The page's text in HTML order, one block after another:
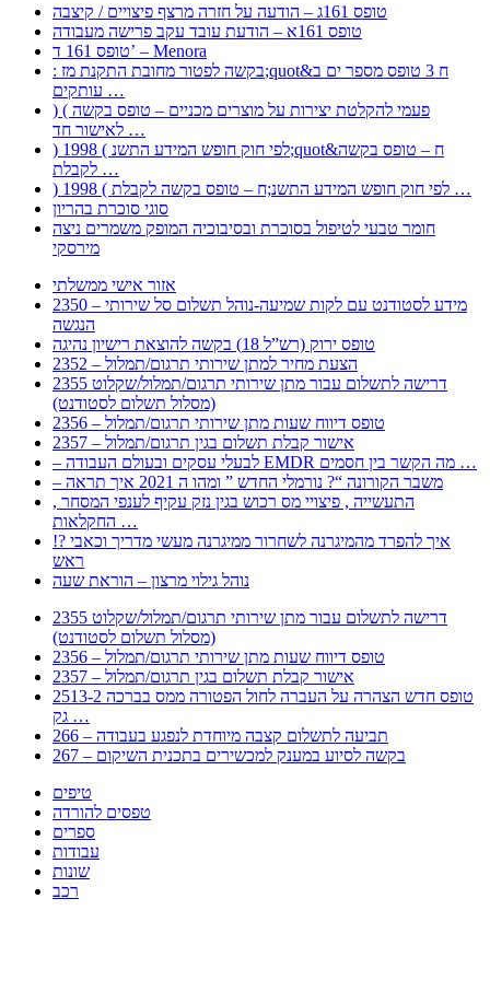
טופס 161ג – הודעה על חזרה מרצף פיצויים / קיצבה
טופס 161א – הודעת עובד עקב פרישה מעבודה
טופס 161 ד’ – Menora
: בקשה לפטור מחובת התקנת מז;quot&ח 3 טופס מספר ים ב
עותקים …
) ( פעמי להקלטת יצירות על מוצרים מכניים – טופס בקשה
לאישור חד …
) 1998 ( לפי חוק חופש המידע התשנ;quot&ח – טופס בקשה
לקבלת …
) 1998 ( לפי חוק חופש המידע התשנ;ח – טופס בקשה לקבלת …
סוגי סוכרת בהריון
חומר טבעי לטיפול בסוכרת ובסיבוכיה המופק משמרים ניצה
מירסקי
אזור אישי ממשלתי
2350 – מידע לסטודנט עם לקות שמיעה-נוהל תשלום סל שירותי
הנגשה
טופס ירוק (רש”ל 18) בקשה להוצאת רישיון נהיגה
2352 – הצעת מחיר למתן שירותי תרגום/תמלול
2355 דרישה לתשלום עבור מתן שירותי תרגום/תמלול/שקלוט
(מסלול תשלום לסטודנט)
2356 – טופס דיווח שעות מתן שירותי תרגום/תמלול
2357 – אישור קבלת תשלום בגין תרגום/תמלול
– לבעלי עסקים ובעולם העבודה EMDR מה הקשר בין חסמים …
– משבר הקורונה “? נורמלי החדש ” ומהו ה 2021 איך תראה
, התעשייה , פיצויי מס רכוש בגין נזק עקיף לענפי המסחר
החקלאות …
!? איך להפרד מהמיגרנה לשחרור ממיגרנה מעשי מדריך וכאבי
ראש
נוהל גילוי מרצון – הוראת שעה
2355 דרישה לתשלום עבור מתן שירותי תרגום/תמלול/שקלוט
(מסלול תשלום לסטודנט)
2356 – טופס דיווח שעות מתן שירותי תרגום/תמלול
2357 – אישור קבלת תשלום בגין תרגום/תמלול
2513-2 טופס חדש הצהרה על העברה לחול הפטורה ממס בברכה
גק …
266 – תביעה לתשלום קצבה מיוחדת לנפגע בעבודה
267 – בקשה לסיוע במענק למכשירים בתכנית השיקום
טיפים
טפסים להורדה
ספרים
עבודות
שונות
רכב